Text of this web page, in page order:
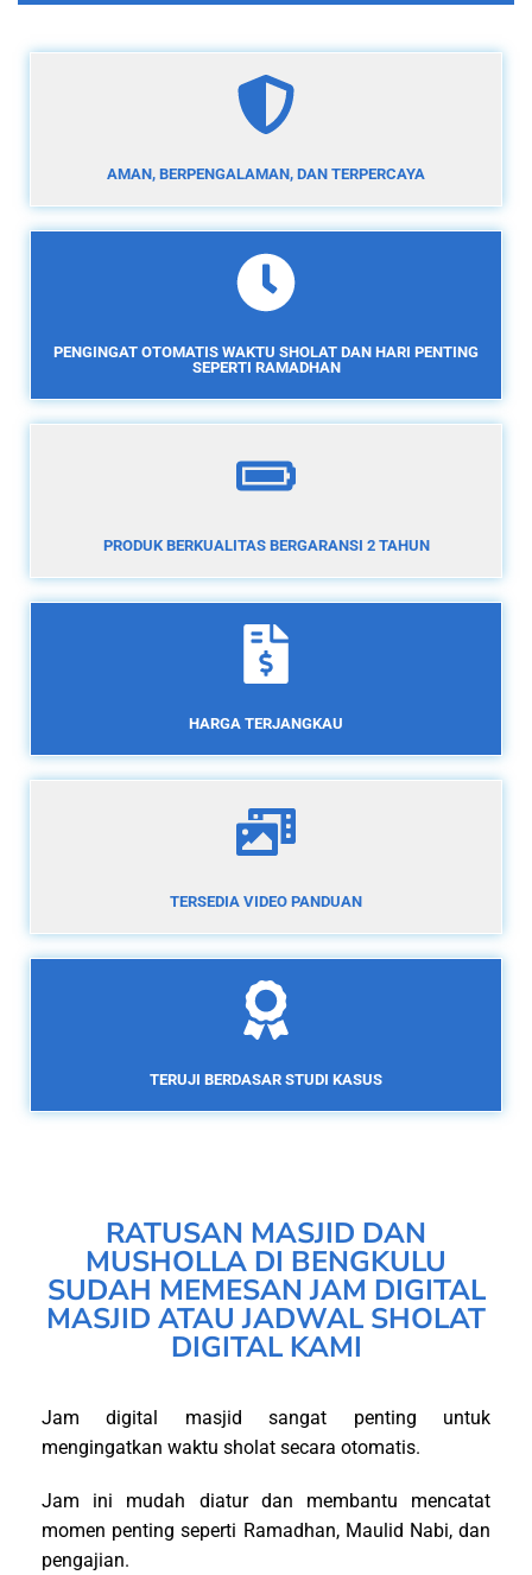
AMAN, BERPENGALAMAN, DAN TERPERCAYA
PENGINGAT OTOMATIS WAKTU SHOLAT DAN HARI PENTING
SEPERTI RAMADHAN
PRODUK BERKUALITAS BERGARANSI 2 TAHUN
HARGA TERJANGKAU
TERSEDIA VIDEO PANDUAN
TERUJI BERDASAR STUDI KASUS
RATUSAN MASJID DAN
MUSHOLLA DI BENGKULU
SUDAH MEMESAN JAM DIGITAL
MASJID ATAU JADWAL SHOLAT
DIGITAL KAMI
Jam digital masjid sangat penting untuk
mengingatkan waktu sholat secara otomatis.
Jam ini mudah diatur dan membantu mencatat
momen penting seperti Ramadhan, Maulid Nabi, dan
pengajian.